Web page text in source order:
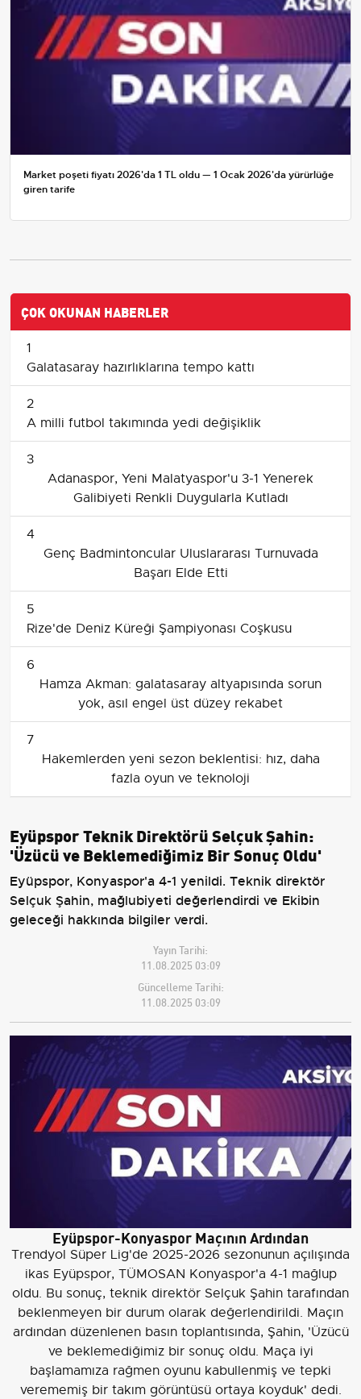
Market poşeti fiyatı 2026'da 1 TL oldu — 1 Ocak 2026'da yürürlüğe
giren tarife
ÇOK OKUNAN HABERLER
1
Galatasaray hazırlıklarına tempo kattı
2
A milli futbol takımında yedi değişiklik
3
Adanaspor, Yeni Malatyaspor'u 3-1 Yenerek
Galibiyeti Renkli Duygularla Kutladı
4
Genç Badmintoncular Uluslararası Turnuvada
Başarı Elde Etti
5
Rize'de Deniz Küreği Şampiyonası Coşkusu
6
Hamza Akman: galatasaray altyapısında sorun
yok, asıl engel üst düzey rekabet
7
Hakemlerden yeni sezon beklentisi: hız, daha
fazla oyun ve teknoloji
Eyüpspor Teknik Direktörü Selçuk Şahin:
'Üzücü ve Beklemediğimiz Bir Sonuç Oldu'
Eyüpspor, Konyaspor'a 4-1 yenildi. Teknik direktör
Selçuk Şahin, mağlubiyeti değerlendirdi ve Ekibin
geleceği hakkında bilgiler verdi.
Yayın Tarihi:
11.08.2025 03:09
Güncelleme Tarihi:
11.08.2025 03:09
Eyüpspor-Konyaspor Maçının Ardından
Trendyol Süper Lig'de 2025-2026 sezonunun açılışında
ikas Eyüpspor, TÜMOSAN Konyaspor'a 4-1 mağlup
oldu. Bu sonuç, teknik direktör Selçuk Şahin tarafından
beklenmeyen bir durum olarak değerlendirildi. Maçın
ardından düzenlenen basın toplantısında, Şahin, 'Üzücü
ve beklemediğimiz bir sonuç oldu. Maça iyi
başlamamıza rağmen oyunu kabullenmiş ve tepki
verememiş bir takım görüntüsü ortaya koyduk' dedi.